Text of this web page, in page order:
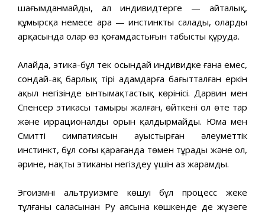
шағымданмайды, ал индивидтерге — айталық,
құмырсқа немесе ара — инстинкты салады, олардың
арқасында олар өз қоғамдастығын табысты құруда.
Алайда, этика-бұл тек осындай индивидке ғана емес,
сондай-ақ барлық тірі адамдарға бағытталған еркін
ақыл негізінде ынтымақтастық көрінісі. Дарвин мен
Спенсер этикасы тамыры жалған, өйткені ол өте тар
және иррационалды орын қалдырмайды. Юма мен
Смиттің симпатиясын ауыстырған әлеуметтік
инстинкт, бұл соңғы қарағанда төмен тұрады және ол,
әрине, нақты этиканы негіздеу үшін аз жарамды.
Эгоизмнің альтруизмге көшуі бұл процесс жеке
тұлғаның саласынан Ру аясына көшкенде де жүзеге